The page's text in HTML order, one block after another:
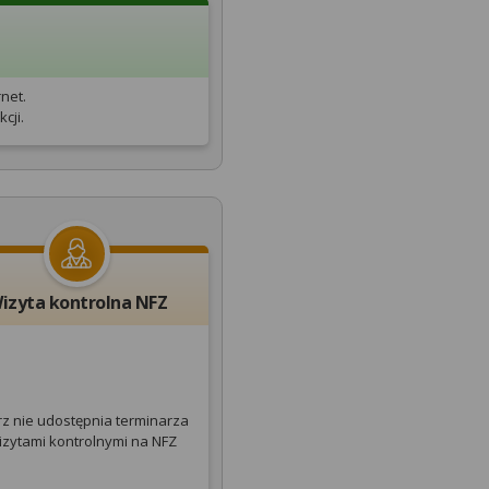
kontrolna NFZ
nie udostępnia terminarza
kontrolnymi na NFZ